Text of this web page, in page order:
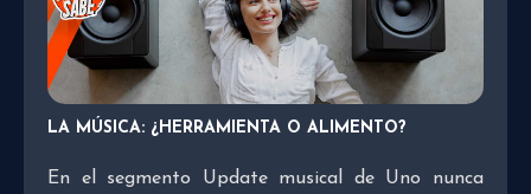
LA MÚSICA: ¿HERRAMIENTA O ALIMENTO?
En el segmento Update musical de Uno nunca